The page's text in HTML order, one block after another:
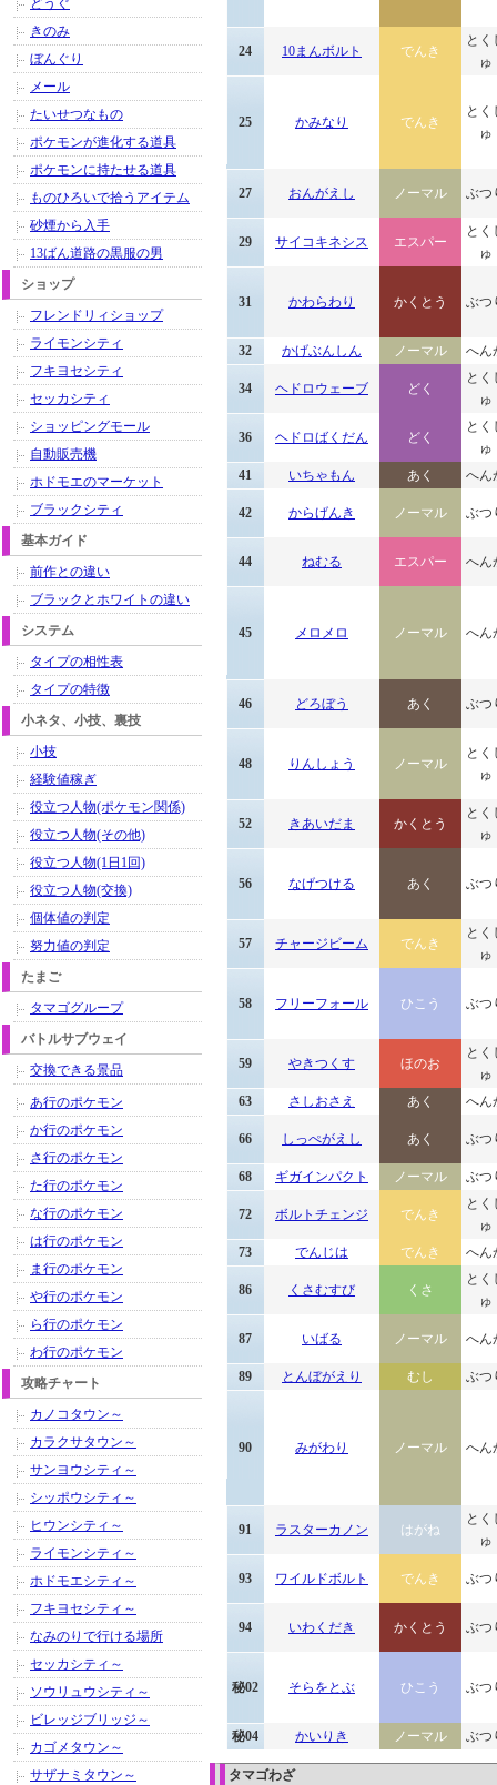
24 10まんボルト でんき
とく
ゅ
25 かみなり でんき
とく
ゅ
27 おんがえし ノーマル ぶつ
29 サイコキネシス エスパー
とく
ゅ
31 かわらわり かくとう ぶつ
32 かげぶんしん ノーマル へん
34 ヘドロウェーブ どく
とく
ゅ
36 ヘドロばくだん どく
とく
ゅ
41
いちゃもん あく へん
42 からげんき ノーマル ぶつ
44 ねむる エスパー へん
45 メロメロ ノーマル へん
46 どろぼう あく ぶつ
48 りんしょう ノーマル
とく
ゅ
52 きあいだま かくとう
とく
ゅ
56 なげつける あく ぶつ
57 チャージビーム でんき
とく
ゅ
58 フリーフォール ひこう ぶつ
59 やきつくす ほのお
とく
ゅ
63
さしおさえ あく へん
66 しっぺがえし あく ぶつ
68 ギガインパクト ノーマル ぶつ
72 ボルトチェンジ でんき
とく
ゅ
73
でんじは でんき へん
86 くさむすび くさ
とく
ゅ
87 いばる ノーマル へん
89 とんぼがえり むし ぶつ
90 みがわり ノーマル へん
91 ラスターカノン はがね
とく
ゅ
93 ワイルドボルト でんき ぶつ
94 いわくだき かくとう ぶつ
秘02 そらをとぶ ひこう ぶつ
秘04 かいりき ノーマル ぶつ
タマゴわざ
どうぐ
きのみ
ぼんぐり
メール
たいせつなもの
ポケモンが進化する道具
ポケモンに持たせる道具
ものひろいで拾うアイテム
砂煙から入手
13ばん道路の黒服の男
ショップ
フレンドリィショップ
ライモンシティ
フキヨセシティ
セッカシティ
ショッピングモール
自動販売機
ホドモエのマーケット
ブラックシティ
基本ガイド
前作との違い
ブラックとホワイトの違い
システム
タイプの相性表
タイプの特徴
小ネタ、小技、裏技
小技
経験値稼ぎ
役立つ人物(ポケモン関係)
役立つ人物(その他)
役立つ人物(1日1回)
役立つ人物(交換)
個体値の判定
努力値の判定
たまご
タマゴグループ
バトルサブウェイ
交換できる景品
あ行のポケモン
か行のポケモン
さ行のポケモン
た行のポケモン
な行のポケモン
は行のポケモン
ま行のポケモン
や行のポケモン
ら行のポケモン
わ行のポケモン
攻略チャート
カノコタウン～
カラクサタウン～
サンヨウシティ～
シッポウシティ～
ヒウンシティ～
ライモンシティ～
ホドモエシティ～
フキヨセシティ～
なみのりで行ける場所
セッカシティ～
ソウリュウシティ～
ビレッジブリッジ～
カゴメタウン～
サザナミタウン～